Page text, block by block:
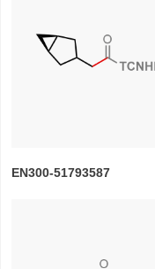
EN300-51793587